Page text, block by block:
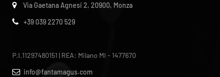
Via Gaetana Agnesi 2, 20900, Monza
+39 039 2270 529
P.I.11297480151 | REA: Milano MI - 1477670
info@fantamagus.com